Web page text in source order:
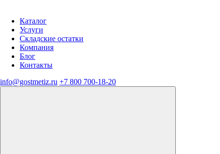
Каталог
Услуги
Складские остатки
Компания
Блог
Контакты
info@gostmetiz.ru +7 800 700-18-20